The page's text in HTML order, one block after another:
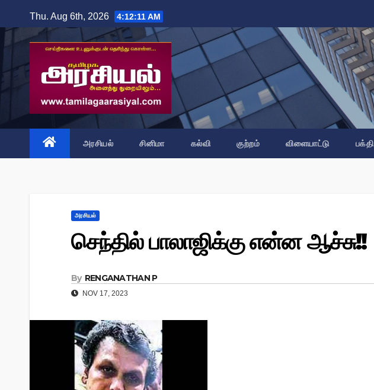
to
content
Thu. Aug 6th, 2026 4:12:12 AM
அரசியல் சினிமா கல்வி குற்றம் விளையாட்டு பக்தி
அரசியல்
செந்தில் பாலாஜிக்கு என்ன ஆச்சு!!
By RENGANATHAN P
NOV 17, 2023